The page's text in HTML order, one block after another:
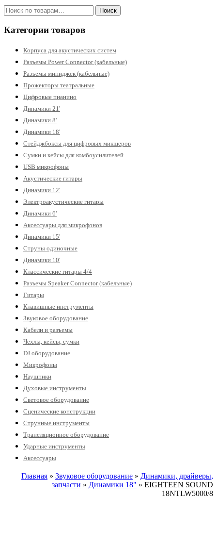
Искать: Поиск
Категории товаров
Корпуса для акустических систем
Разъемы Power Connector (кабельные)
Разъемы миниджек (кабельные)
Прожекторы театральные
Цифровые пианино
Динамики 21'
Динамики 8'
Динамики 18'
Стейджбоксы для цифровых микшеров
Сумки и кейсы для комбоусилителей
USB микрофоны
Акустические гитары
Динамики 12'
Электроакустические гитары
Динамики 6'
Аксессуары для микрофонов
Динамики 15'
Струны одиночные
Динамики 10'
Классические гитары 4/4
Разъемы Speaker Connector (кабельные)
Гитары
Клавишные инструменты
Звуковое оборудование
Кабели и разъемы
Чехлы, кейсы, сумки
DJ оборудование
Микрофоны
Наушники
Духовые инструменты
Световое оборудование
Сценические конструкции
Струнные инструменты
Трансляционное оборудование
Ударные инструменты
Аксессуары
Главная » Звуковое оборудование » Динамики, драйверы,
запчасти » Динамики 18" » EIGHTEEN SOUND
18NTLW5000/8